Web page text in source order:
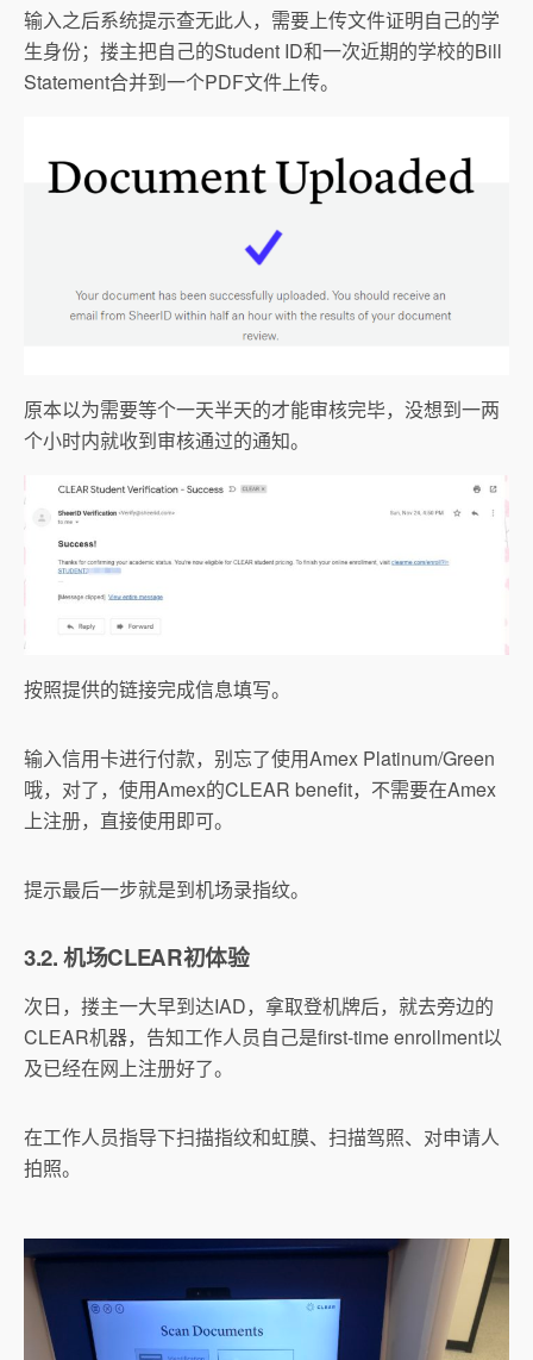
输入之后系统提示查无此人，需要上传文件证明自己的学
生身份；搂主把自己的Student ID和一次近期的学校的Bill
Statement合并到一个PDF文件上传。
原本以为需要等个一天半天的才能审核完毕，没想到一两
个小时内就收到审核通过的通知。
按照提供的链接完成信息填写。
输入信用卡进行付款，别忘了使用Amex Platinum/Green
哦，对了，使用Amex的CLEAR benefit，不需要在Amex
上注册，直接使用即可。
提示最后一步就是到机场录指纹。
3.2. 机场CLEAR初体验
次日，搂主一大早到达IAD，拿取登机牌后，就去旁边的
CLEAR机器，告知工作人员自己是first-time enrollment以
及已经在网上注册好了。
在工作人员指导下扫描指纹和虹膜、扫描驾照、对申请人
拍照。